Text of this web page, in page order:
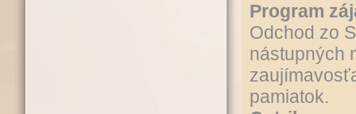
Program
Odchod zo
nástupných
pamiatok.